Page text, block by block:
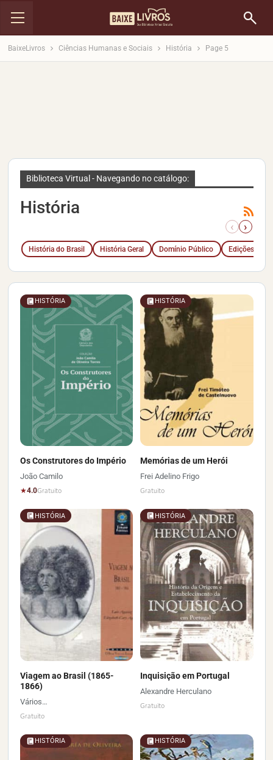
BaixeLivros Ciências Humanas e Sociais História Page 5
Biblioteca Virtual - Navegando no catálogo:
História
‹ ›
História do Brasil História Geral Domínio Público Edições
HISTÓRIA
Os Construtores do Império
João Camilo
★4.0Gratuito
HISTÓRIA
Memórias de um Herói
Frei Adelino Frigo
Gratuito
HISTÓRIA
Viagem ao Brasil (1865-
1866)
Vários…
Gratuito
HISTÓRIA
Inquisição em Portugal
Alexandre Herculano
Gratuito
HISTÓRIA HISTÓRIA